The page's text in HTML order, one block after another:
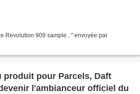
Revolution 909 sample..." envoyée par
produit pour Parcels, Daft
l'ambianceur officiel du